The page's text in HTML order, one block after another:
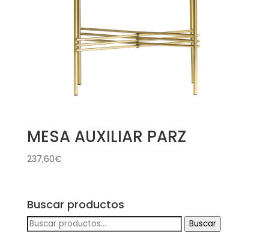
MESA AUXILIAR PARZ
237,60€
Buscar productos
Buscar
Buscar